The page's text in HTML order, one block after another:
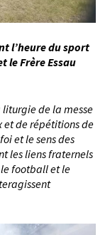
l’heure du sport
le Frère Essau
liturgie de la messe
de répétitions de
et le sens des
les liens fraternels
football et le